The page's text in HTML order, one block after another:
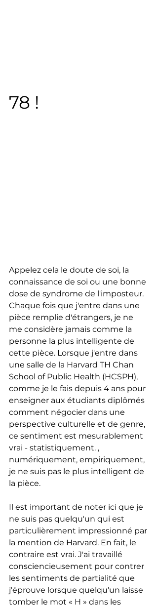
78 !
Appelez cela le doute de soi, la
connaissance de soi ou une bonne
dose de syndrome de l'imposteur.
Chaque fois que j'entre dans une
pièce remplie d'étrangers, je ne
me considère jamais comme la
personne la plus intelligente de
cette pièce. Lorsque j'entre dans
une salle de la Harvard TH Chan
School of Public Health (HCSPH),
comme je le fais depuis 4 ans pour
enseigner aux étudiants diplômés
comment négocier dans une
perspective culturelle et de genre,
ce sentiment est mesurablement
vrai - statistiquement. ,
numériquement, empiriquement,
je ne suis pas le plus intelligent de
la pièce.
Il est important de noter ici que je
ne suis pas quelqu'un qui est
particulièrement impressionné par
la mention de Harvard. En fait, le
contraire est vrai. J'ai travaillé
consciencieusement pour contrer
les sentiments de partialité que
j'éprouve lorsque quelqu'un laisse
tomber le mot « H » dans les